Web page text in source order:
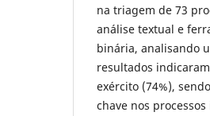
na triagem de 73
análise textual e
binária, analisando
resultados
exército (74%),
chave nos